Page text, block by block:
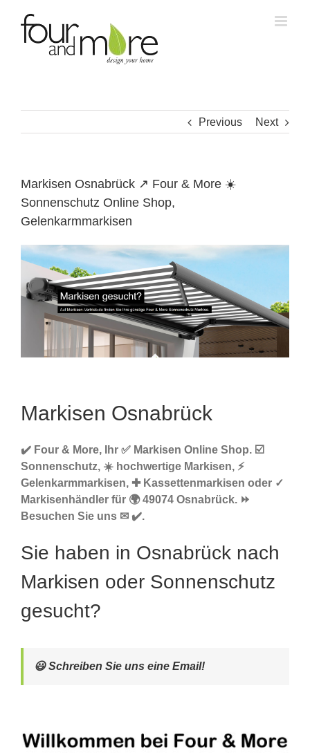
content
Previous Next
Markisen Osnabrück ↗️ Four & More ☀️
Sonnenschutz Online Shop,
Gelenkarmmarkisen
Markisen Osnabrück
✔️ Four & More, Ihr ✅ Markisen Online Shop. ☑️
Sonnenschutz, ☀️ hochwertige Markisen, ⚡
Gelenkarmmarkisen, ✚ Kassettenmarkisen oder ✓
Markisenhändler für 🌍 49074 Osnabrück. ⏩
Besuchen Sie uns ✉ ✔️.
Sie haben in Osnabrück nach
Markisen oder Sonnenschutz
gesucht?
😃 Schreiben Sie uns eine Email!